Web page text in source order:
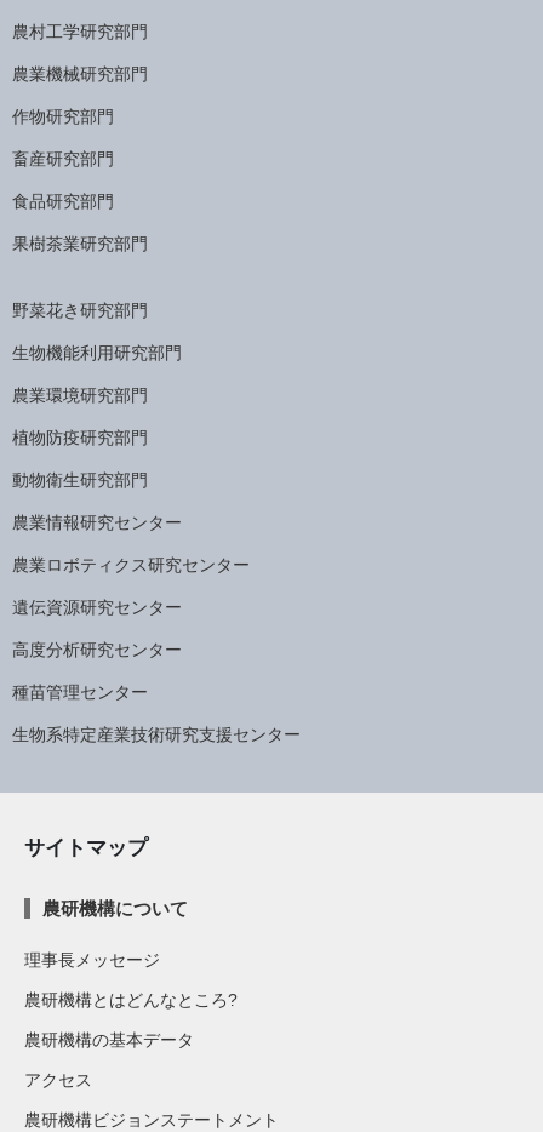
農村工学研究部門
農業機械研究部門
作物研究部門
畜産研究部門
食品研究部門
果樹茶業研究部門
野菜花き研究部門
生物機能利用研究部門
農業環境研究部門
植物防疫研究部門
動物衛生研究部門
農業情報研究センター
農業ロボティクス研究センター
遺伝資源研究センター
高度分析研究センター
種苗管理センター
生物系特定産業技術研究支援センター
サイトマップ
農研機構について
理事長メッセージ
農研機構とはどんなところ?
農研機構の基本データ
アクセス
農研機構ビジョンステートメント